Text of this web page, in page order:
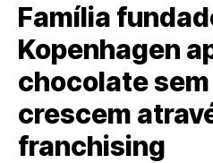
Família
Kopenhagen
chocolate
crescem
franchising